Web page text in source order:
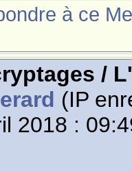
à ce
/
(IP
2018 :